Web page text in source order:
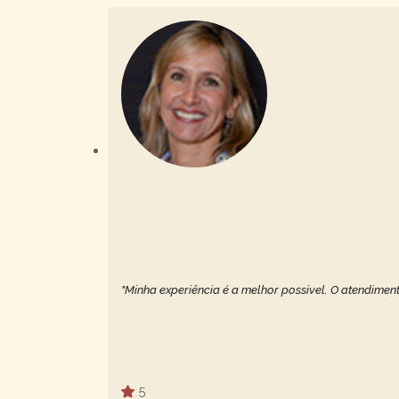
"Minha experiência é a melhor possivel. O
5